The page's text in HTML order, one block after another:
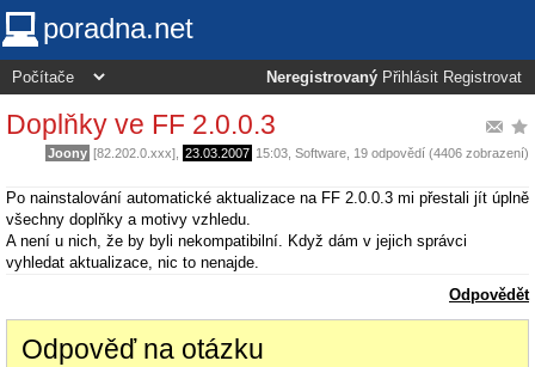
poradna.net
Neregistrovaný Přihlásit Registrovat
Doplňky ve FF 2.0.0.3
Joony [82.202.0.xxx], 23.03.2007 15:03 Software , 19 odpovědí (4406 zobrazení)
Po nainstalování automatické aktualizace na FF 2.0.0.3 mi přestali jít úplně
všechny doplňky a motivy vzhledu.
A není u nich, že by byli nekompatibilní. Když dám v jejich správci
vyhledat aktualizace, nic to nenajde.
Odpovědět
Odpověď na otázku